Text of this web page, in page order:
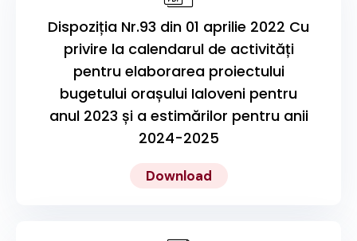
Dispoziția Nr.93 din 01 aprilie 2022 Cu
privire la calendarul de activități
pentru elaborarea proiectului
bugetului orașului Ialoveni pentru
anul 2023 și a estimărilor pentru anii
2024-2025
Download